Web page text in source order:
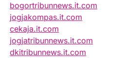
bogortribunnews.it.com
jogjakompas.it.com
cekaja.it.com
jogjatribunnews.it.com
dkitribunnews.it.com